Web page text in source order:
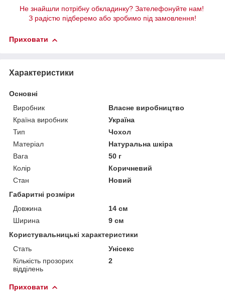
Не знайшли потрібну обкладинку? Зателефонуйте нам!
З радістю підберемо або зробимо під замовлення!
Приховати
Характеристики
Основні
Виробник
Власне виробництво
Країна виробник
Україна
Тип
Чохол
Матеріал
Натуральна шкіра
Вага
50 г
Колір
Коричневий
Стан
Новий
Габаритні розміри
Довжина
14 см
Ширина
9 см
Користувальницькі характеристики
Стать
Унісекс
Кількість прозорих
відділень
2
Приховати